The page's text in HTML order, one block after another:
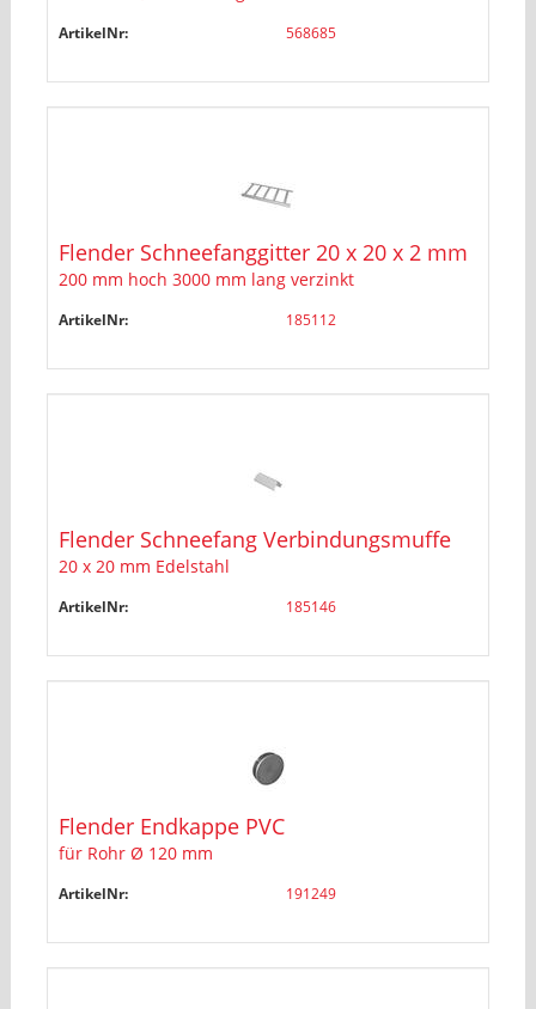
ArtikelNr: 568685
Flender Schneefanggitter 20 x 20 x 2 mm
200 mm hoch 3000 mm lang verzinkt
ArtikelNr: 185112
Flender Schneefang Verbindungsmuffe
20 x 20 mm Edelstahl
ArtikelNr: 185146
Flender Endkappe PVC
für Rohr Ø 120 mm
ArtikelNr: 191249